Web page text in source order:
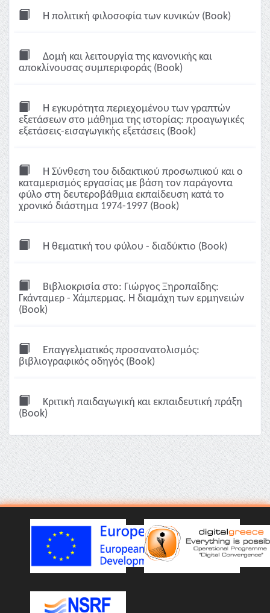
Η πολιτική φιλοσοφία των κυνικών (Book)
Δομή και λειτουργία της κανονικής και
αποκλίνουσας συμπεριφοράς (Book)
Η εγκυρότητα περιεχομένου των γραπτών
εξετάσεων στο μάθημα της ιστορίας: προαγωγικές
εξετάσεις-εισαγωγικής εξετάσεις (Book)
Η Σύνθεση του διδακτικού προσωπικού και ο
καταμερισμός εργασίας με βάση τον παράγοντα
φύλο στη δευτεροβάθμια εκπαίδευση κατά το
χρονικό διάστημα 1974-1997 (Book)
Η θεματική του φύλου - διαδύκτιο (Book)
Βιβλιοκρισία στο: Γιώργος Ξηροπαΐδης:
Γκάνταμερ - Χάμπερμας. Η διαμάχη των ερμηνειών
(Book)
Επαγγελματικός προσανατολισμός:
βιβλιογραφικός οδηγός (Book)
Κριτική παιδαγωγική και εκπαιδευτική πράξη
(Book)